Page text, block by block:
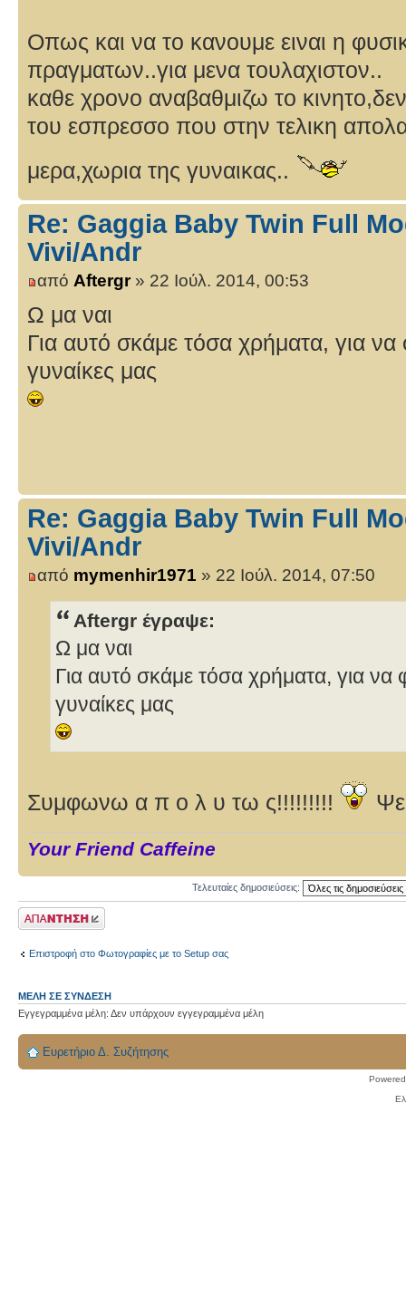
Οπως και να το κανουμε ειναι η
πραγματων..για μενα τουλαχιστον..
καθε χρονο αναβαθμιζω το
του εσπρεσσο που στην τελικη
μερα,χωρια της γυναικας..
Re: Gaggia Baby Twin Full
Vivi/Andr
από Aftergr» 22 Ιούλ. 2014, 00:53
Ω μα ναι
Για αυτό σκάμε τόσα χρήματα, για να
γυναίκες μας
Re: Gaggia Baby Twin Full
Vivi/Andr
από mymenhir1971 » 22 Ιούλ. 2014, 07:50
Aftergr έγραψε:
Ω μα ναι
Για αυτό σκάμε τόσα χρήματα, για να
γυναίκες μας
Συμφωνω α π ο λ υ τω ς!!!!!!!!!
Your Friend Caffeine
Τελευταίες δημοσιεύσεις:
Δημιουργία
απάντησης
Επιστροφή στο Φωτογραφίες με το Setup σας
ΜΈΛΗ ΣΕ ΣΎΝΔΕΣΗ
Εγγεγραμμένα μέλη: Δεν υπάρχουν εγγεγραμμένα μέλη
Ευρετήριο Δ. Συζήτησης